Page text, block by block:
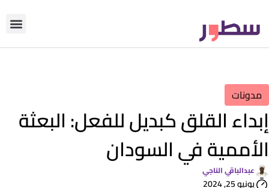
مدونات
إبداء القلق كبديل للفعل: البعثة
الأممية في السودان
عبدالباقي الناجي
يونيو 25, 2024